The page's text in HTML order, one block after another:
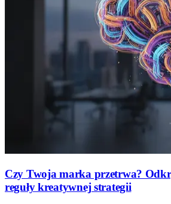
Czy Twoja marka przetrwa?
reguły kreatywnej strategii